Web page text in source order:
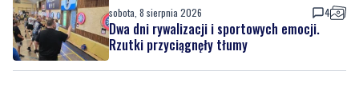
sobota, 8 sierpnia 2026 4
Dwa dni rywalizacji i sportowych emocji.
Rzutki przyciągnęły tłumy